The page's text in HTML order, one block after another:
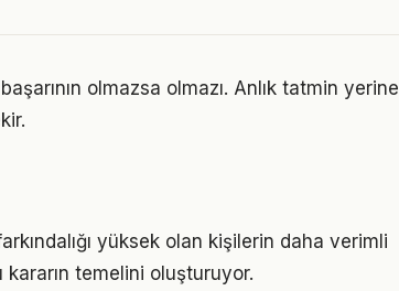
olmazsa olmazı. Anlık tatmin yerine
yüksek olan kişilerin daha verimli
temelini oluşturuyor.